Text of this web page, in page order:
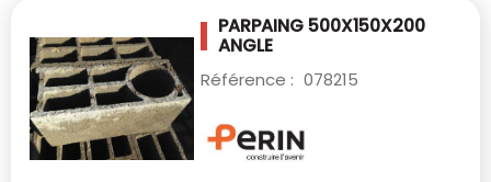
PARPAING 500X150X200
ANGLE
Référence : 078215